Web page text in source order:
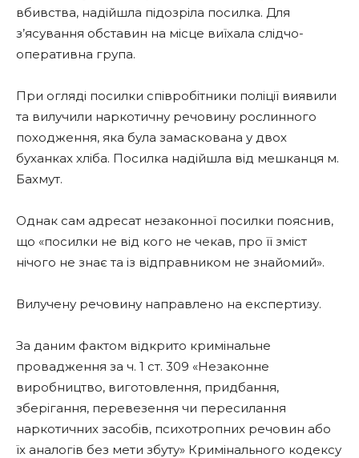
вбивства, надійшла підозріла посилка. Для
з’ясування обставин на місце виїхала слідчо-
оперативна група.
При огляді посилки співробітники поліції виявили
та вилучили наркотичну речовину рослинного
походження, яка була замаскована у двох
буханках хліба. Посилка надійшла від мешканця м.
Бахмут.
Однак сам адресат незаконної посилки пояснив,
що «посилки не від кого не чекав, про її зміст
нічого не знає та із відправником не знайомий».
Вилучену речовину направлено на експертизу.
За даним фактом відкрито кримінальне
провадження за ч. 1 ст. 309 «Незаконне
виробництво, виготовлення, придбання,
зберігання, перевезення чи пересилання
наркотичних засобів, психотропних речовин або
їх аналогів без мети збуту» Кримінального кодексу